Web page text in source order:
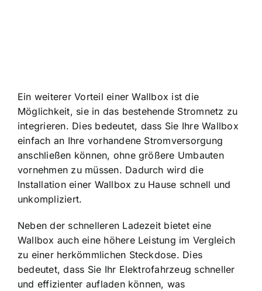
Ein weiterer Vorteil einer Wallbox ist die
Möglichkeit, sie in das bestehende Stromnetz zu
integrieren. Dies bedeutet, dass Sie Ihre Wallbox
einfach an Ihre vorhandene Stromversorgung
anschließen können, ohne größere Umbauten
vornehmen zu müssen. Dadurch wird die
Installation einer Wallbox zu Hause schnell und
unkompliziert.
Neben der schnelleren Ladezeit bietet eine
Wallbox auch eine höhere Leistung im Vergleich
zu einer herkömmlichen Steckdose. Dies
bedeutet, dass Sie Ihr Elektrofahrzeug schneller
und effizienter aufladen können, was